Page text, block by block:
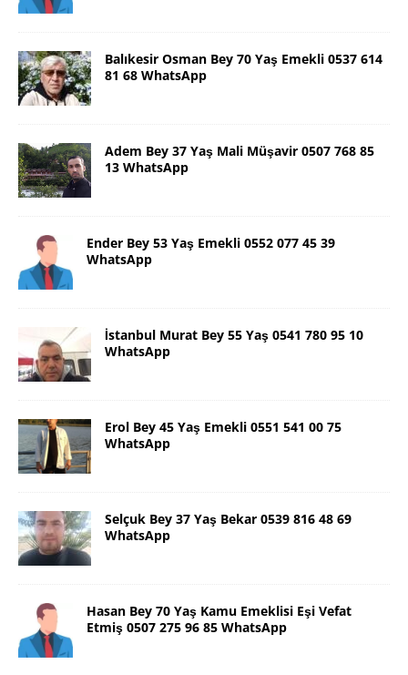
Balıkesir Osman Bey 70 Yaş Emekli 0537 614
81 68 WhatsApp
Adem Bey 37 Yaş Mali Müşavir 0507 768 85
13 WhatsApp
Ender Bey 53 Yaş Emekli 0552 077 45 39
WhatsApp
İstanbul Murat Bey 55 Yaş 0541 780 95 10
WhatsApp
Erol Bey 45 Yaş Emekli 0551 541 00 75
WhatsApp
Selçuk Bey 37 Yaş Bekar 0539 816 48 69
WhatsApp
Hasan Bey 70 Yaş Kamu Emeklisi Eşi Vefat
Etmiş 0507 275 96 85 WhatsApp